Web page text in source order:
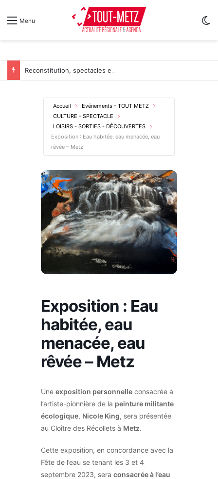
Menu
Accueil
Evénements - TOUT METZ
CULTURE - SPECTACLE
LOISIRS - SORTIES - DÉCOUVERTES
Exposition : Eau habitée, eau menacée, eau
rêvée – Metz
Exposition : Eau
habitée, eau
menacée, eau
rêvée – Metz
Une exposition personnelle consacrée à
l’artiste-pionnière de la peinture militante
écologique, Nicole King, sera présentée
au Cloître des Récollets à Metz.
Cette exposition, en concordance avec la
Fête de l’eau se tenant les 3 et 4
septembre 2023, sera consacrée à l’eau